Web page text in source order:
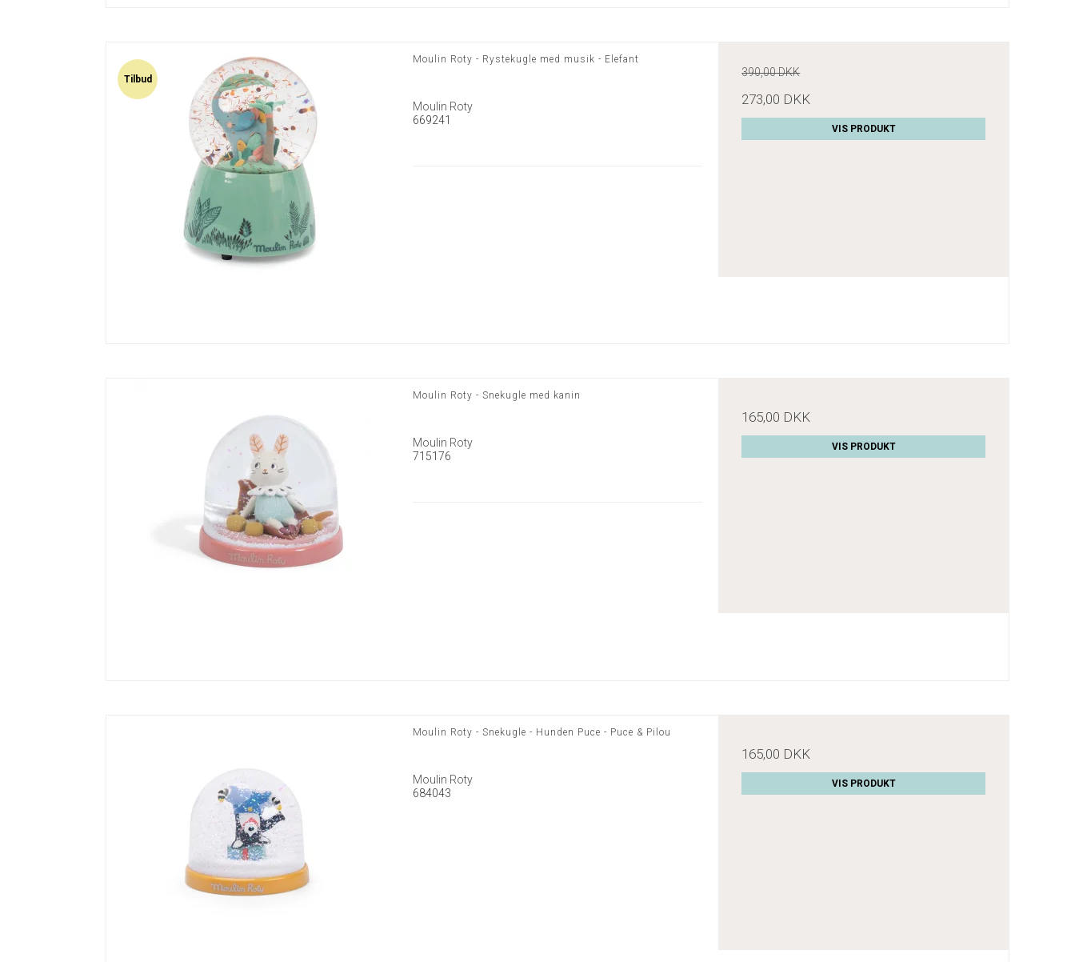
Tilbud
Moulin Roty - Rystekugle med musik - Elefant
Moulin Roty
669241
390,00 DKK
273,00 DKK
VIS PRODUKT
Moulin Roty - Snekugle med kanin
Moulin Roty
715176
165,00 DKK
VIS PRODUKT
Moulin Roty - Snekugle - Hunden Puce - Puce & Pilou
Moulin Roty
684043
165,00 DKK
VIS PRODUKT